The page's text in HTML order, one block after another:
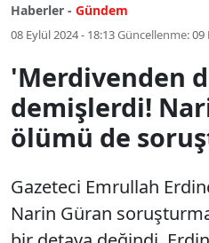
Haberler - Gündem
08 Eylül 2024 - 18:13Güncellenme:09
'Merdivenden
demişlerdi!
ölümü de
Gazeteci Emrullah
Narin Güran